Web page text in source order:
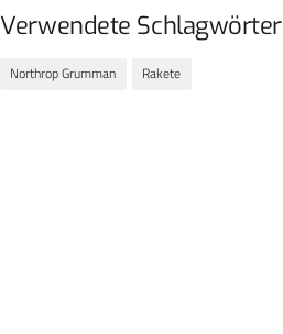
Verwendete Schlagwörter
Northrop Grumman Rakete